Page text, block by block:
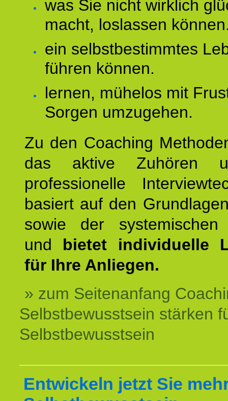
was Sie nicht wirklich
macht, loslassen
ein selbstbestimmtes
führen können.
lernen, mühelos mit
Sorgen umzugehen.
Zu den Coaching
das aktive Zuhören
professionelle
basiert auf den
sowie der systemischen
und bietet individuelle
für Ihre Anliegen.
» zum Seitenanfang
Selbstbewusstsein stärken
Selbstbewusstsein
Entwickeln jetzt Sie